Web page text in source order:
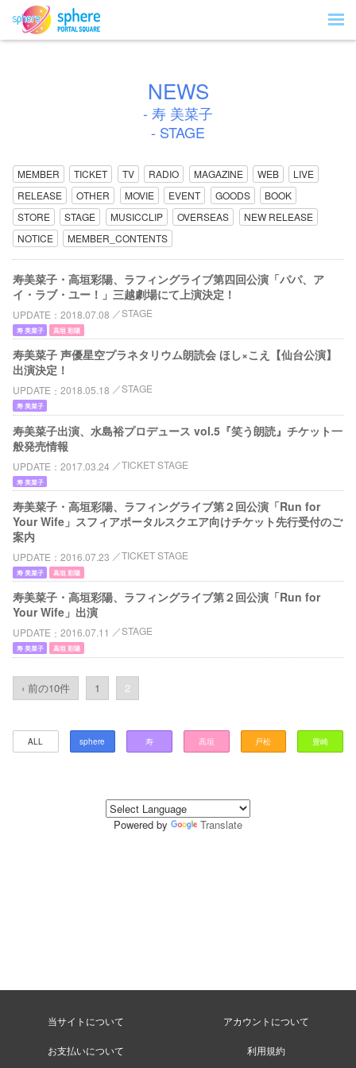
NEWS
- 寿 美菜子
- STAGE
MEMBER TICKET TV RADIO MAGAZINE WEB
LIVE
RELEASE
OTHER MOVIE EVENT GOODS
BOOK
STORE
STAGE MUSICCLIP OVERSEAS
NEW RELEASE
NOTICE
MEMBER_CONTENTS
寿美菜子・高垣彩陽、ラフィングライブ第四回公演「パパ、ア
イ・ラブ・ユー！」三越劇場にて上演決定！
UPDATE 2018.07.08 STAGE
寿 美菜子 高垣 彩陽
寿美菜子 声優星空プラネタリウム朗読会 ほし×こえ【仙台公演】
出演決定！
UPDATE 2018.05.18 STAGE
寿 美菜子
寿美菜子出演、水島裕プロデュース vol.5『笑う朗読』チケット一
般発売情報
UPDATE 2017.03.24 TICKET STAGE
寿 美菜子
寿美菜子・高垣彩陽、ラフィングライブ第２回公演「Run for
Your Wife」スフィアポータルスクエア向けチケット先行受付のご
案内
UPDATE 2016.07.23 TICKET STAGE
寿 美菜子 高垣 彩陽
寿美菜子・高垣彩陽、ラフィングライブ第２回公演「Run for
Your Wife」出演
UPDATE 2016.07.11 STAGE
寿 美菜子 高垣 彩陽
‹ 前の10件 1 2
ALL sphere 寿 高垣 戸松 豊崎
Powered by Translate
当サイトについて アカウントについて
お支払いについて 利用規約